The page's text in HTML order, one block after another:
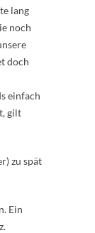
lang
noch
doch
einfach
gilt
zu spät
Ein